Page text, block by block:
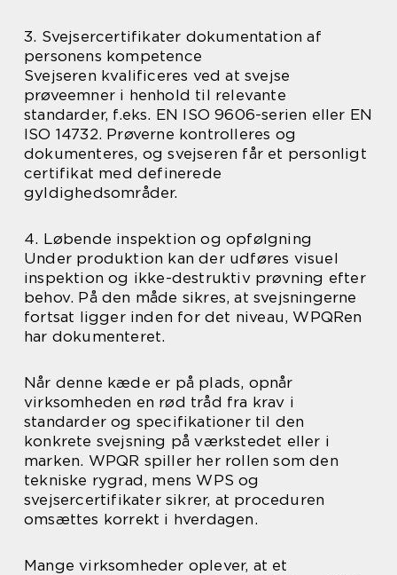
3. Svejsercertifikater dokumentation af
personens kompetence
Svejseren kvalificeres ved at svejse
prøveemner i henhold til relevante
standarder, f.eks. EN ISO 9606-serien eller EN
ISO 14732. Prøverne kontrolleres og
dokumenteres, og svejseren får et personligt
certifikat med definerede
gyldighedsområder.
4. Løbende inspektion og opfølgning
Under produktion kan der udføres visuel
inspektion og ikke-destruktiv prøvning efter
behov. På den måde sikres, at svejsningerne
fortsat ligger inden for det niveau, WPQRen
har dokumenteret.
Når denne kæde er på plads, opnår
virksomheden en rød tråd fra krav i
standarder og specifikationer til den
konkrete svejsning på værkstedet eller i
marken. WPQR spiller her rollen som den
tekniske rygrad, mens WPS og
svejsercertifikater sikrer, at proceduren
omsættes korrekt i hverdagen.
Mange virksomheder oplever, at et